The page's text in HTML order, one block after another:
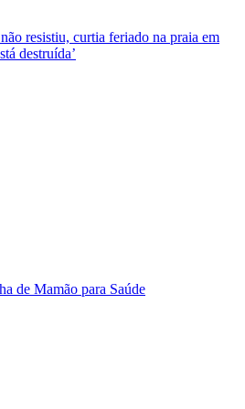
resistiu, curtia feriado na praia em
destruída’
de Mamão para Saúde